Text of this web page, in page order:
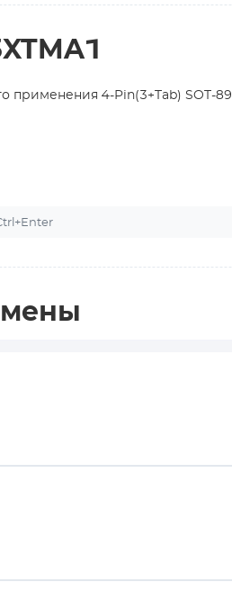
применения 4-Pin(3+Tab) SOT-89